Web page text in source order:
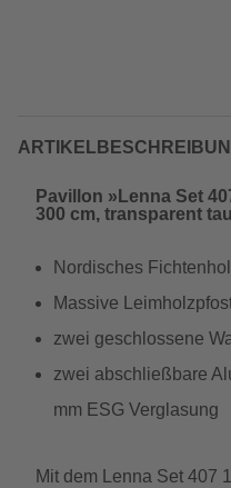
Pavillon »Lenna Set
300 cm, transparent
Nordisches
Massive
zwei geschlossene
zwei abschließbare
mm ESG Verglasung
Mit dem Lenna Set 407